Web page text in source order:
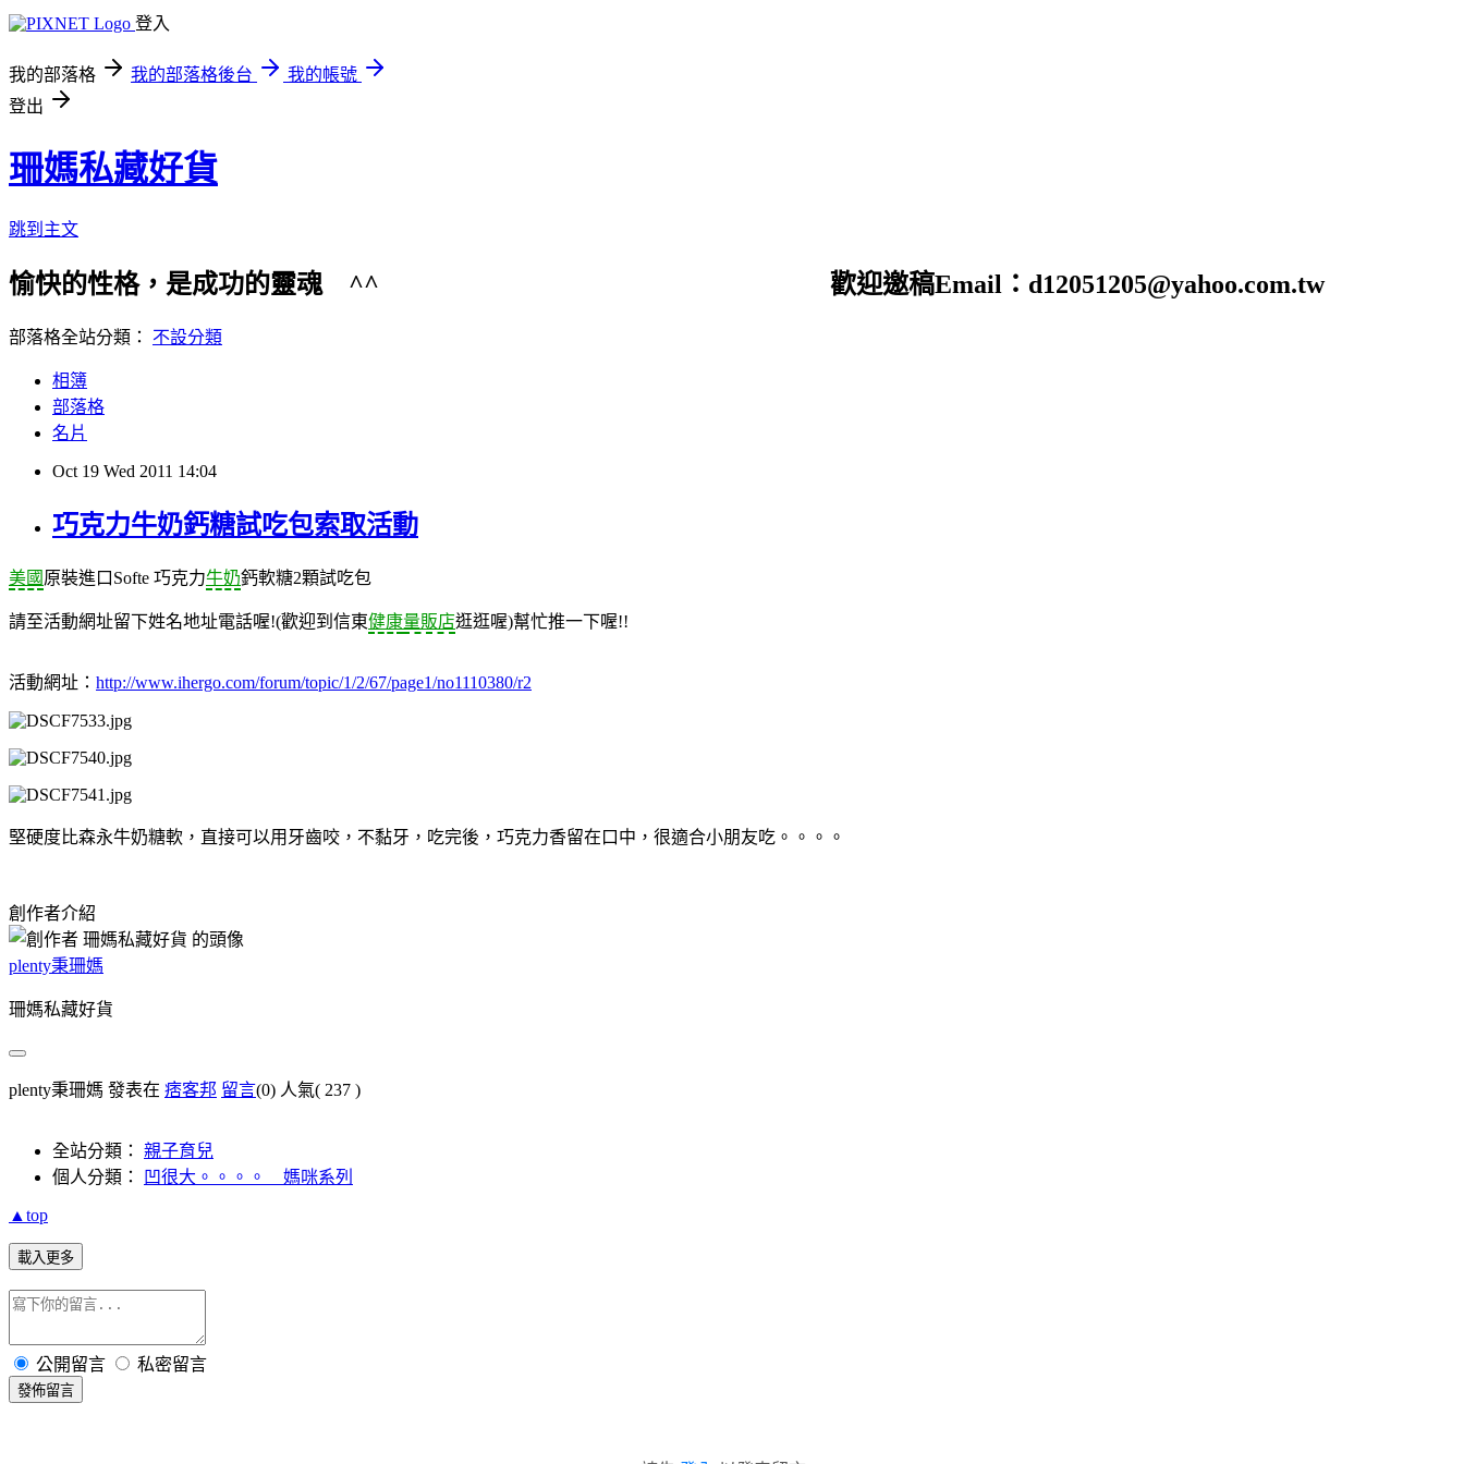
登入
我的部落格 我的部落格後台
我的帳號
登出
珊媽私藏好貨
跳到主文
愉快的性格，是成功的靈魂 ^^ 歡迎邀稿Email：d12051205@yahoo.com.tw
部落格全站分類： 不設分類
相簿
部落格
名片
Oct 19 Wed 2011 14:04
巧克力牛奶鈣糖試吃包索取活動
美國 原裝進口Softe 巧克力牛奶鈣軟糖2顆試吃包
請至活動網址留下姓名地址電話喔!(歡迎到信東健康量販店逛逛喔)幫忙推一下喔!!
活動網址： http://www.ihergo.com/forum/topic/1/2/67/page1/no1110380/r2
堅硬度比森永牛奶糖軟，直接可以用牙齒咬，不黏牙，吃完後，巧克力香留在口中，很適合小朋友吃。。。。
創作者介紹
plenty秉珊媽
珊媽私藏好貨
plenty秉珊媽 發表在 痞客邦 留言(0) 人氣( 237 )
全站分類： 親子育兒
個人分類：
凹很大。。。。 媽咪系列
▲top
載入更多
公開留言 私密留言
發佈留言